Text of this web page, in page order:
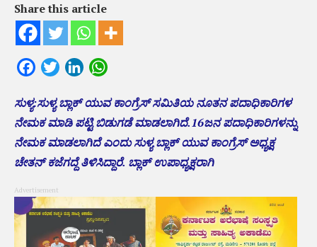
Share this article
FacebookTwitterLinkedIn
ಸುಳ್ಯ:ಸುಳ್ಯ ಬ್ಲಾಕ್ ಯುವ ಕಾಂಗ್ರೆಸ್ ಸಮಿತಿಯ ನೂತನ ಪದಾಧಿಕಾರಿಗಳ
ನೇಮಕ ಮಾಡಿ ಪಟ್ಟಿ ಬಿಡುಗಡೆ ಮಾಡಲಾಗಿದೆ.16ಜನ ಪದಾಧಿಕಾರಿಗಳನ್ನು
ನೇಮಕ ಮಾಡಲಾಗಿದೆ ಎಂದು ಸುಳ್ಯ ಬ್ಲಾಕ್ ಯುವ ಕಾಂಗ್ರೆಸ್ ಅಧ್ಯಕ್ಷ
ಚೇತನ್ ಕಜೆಗದ್ದೆ ತಿಳಿಸಿದ್ದಾರೆ. ಬ್ಲಾಕ್ ಉಪಾಧ್ಯಕ್ಷರಾಗಿ
Advertisement